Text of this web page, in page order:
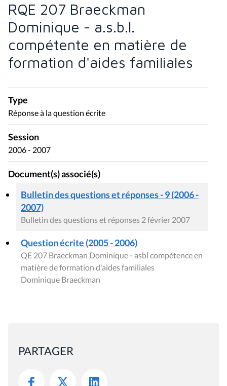
RQE 207 Braeckman
Dominique - a.s.b.l.
compétente en matière de
formation d'aides familiales
Type
Réponse à la question écrite
Session
2006 - 2007
Document(s) associé(s)
Bulletin des questions et réponses - 9 (2006 -
2007)
Bulletin des questions et réponses 2 février 2007
Question écrite (2005 - 2006)
QE 207 Braeckman Dominique - asbl compétence en
matière de formation d'aides familiales
Dominique Braeckman
PARTAGER